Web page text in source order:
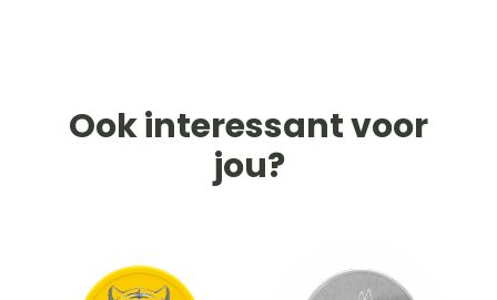
Ook interessant voor
jou?